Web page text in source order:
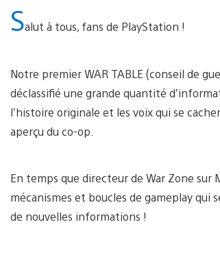
Salut à tous, fans de PlayStation !
Notre premier WAR TABLE (conseil de
déclassifié une grande quantité
l’histoire originale et les voix qui se
aperçu du co-op.
En temps que directeur de War Zone sur
mécanismes et boucles de gameplay qui
de nouvelles informations !